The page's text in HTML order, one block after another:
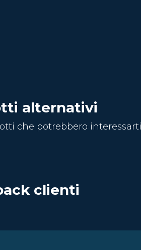
alternativi
che potrebbero interessarti
clienti